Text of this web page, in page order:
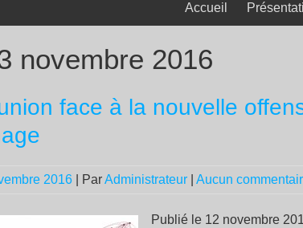
Accueil
novembre 2016
face à la nouvelle
2016 | ParAdministrateur Aucun
Publié le 12 novembre